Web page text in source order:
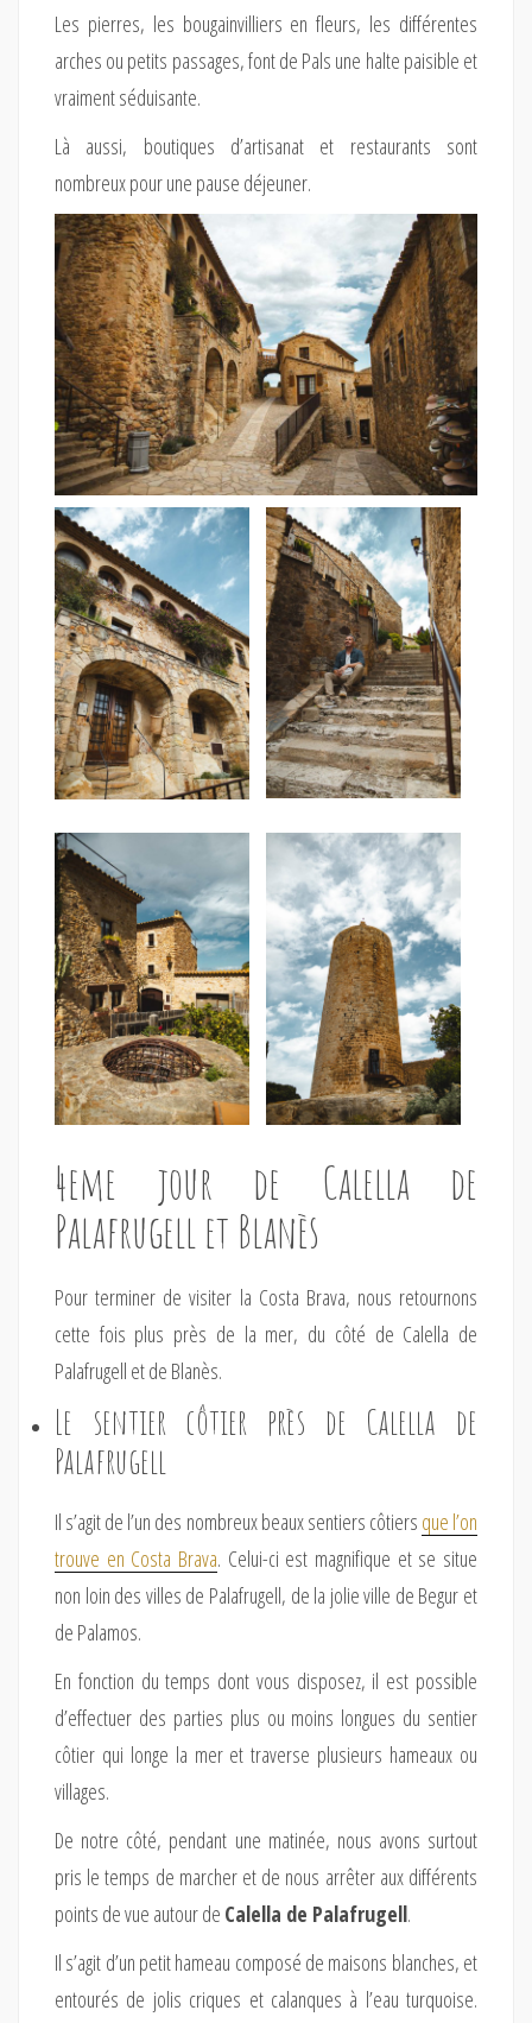
Les pierres, les bougainvilliers en fleurs, les différentes
arches ou petits passages, font de Pals une halte paisible et
vraiment séduisante.
Là aussi, boutiques d’artisanat et restaurants sont
nombreux pour une pause déjeuner.
4eme jour de Calella de
Palafrugell et Blanès
Pour terminer de visiter la Costa Brava, nous retournons
cette fois plus près de la mer, du côté de Calella de
Palafrugell et de Blanès.
Le sentier côtier près de Calella de
Palafrugell
Il s’agit de l’un des nombreux beaux sentiers côtiers que l’on
trouve en Costa Brava. Celui-ci est magnifique et se situe
non loin des villes de Palafrugell, de la jolie ville de Begur et
de Palamos.
En fonction du temps dont vous disposez, il est possible
d’effectuer des parties plus ou moins longues du sentier
côtier qui longe la mer et traverse plusieurs hameaux ou
villages.
De notre côté, pendant une matinée, nous avons surtout
pris le temps de marcher et de nous arrêter aux différents
points de vue autour de Calella de Palafrugell.
Il s’agit d’un petit hameau composé de maisons blanches, et
entourés de jolis criques et calanques à l’eau turquoise.